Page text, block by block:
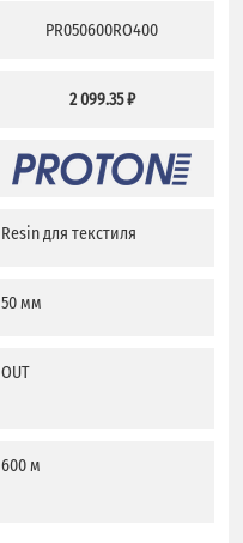
PR050600RO400
2 099.35 ₽
Resin для текстиля
50 мм
OUT
600 м